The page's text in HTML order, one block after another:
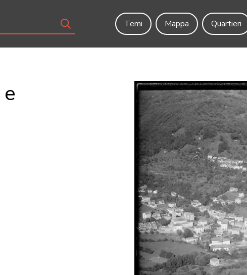
Temi
Mappa Quartieri